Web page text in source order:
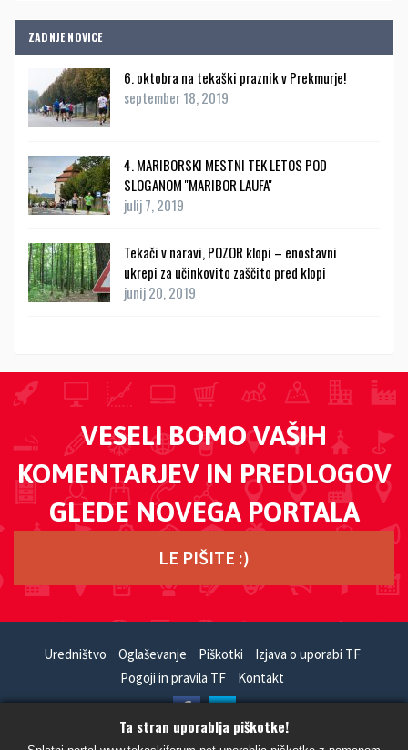
ZADNJE NOVICE
6. oktobra na tekaški praznik v Prekmurje!
september 18, 2019
4. MARIBORSKI MESTNI TEK LETOS POD
SLOGANOM ''MARIBOR LAUFA''
julij 7, 2019
Tekači v naravi, POZOR klopi – enostavni
ukrepi za učinkovito zaščito pred klopi
junij 20, 2019
VESELI BOMO VAŠIH
KOMENTARJEV IN PREDLOGOV
GLEDE NOVEGA PORTALA
LE PIŠITE :)
Uredništvo Oglaševanje Piškotki
Izjava o uporabi TF
Pogoji in pravila TF
Kontakt
HandCrafted With - Powered By
Ta stran uporablja piškotke!